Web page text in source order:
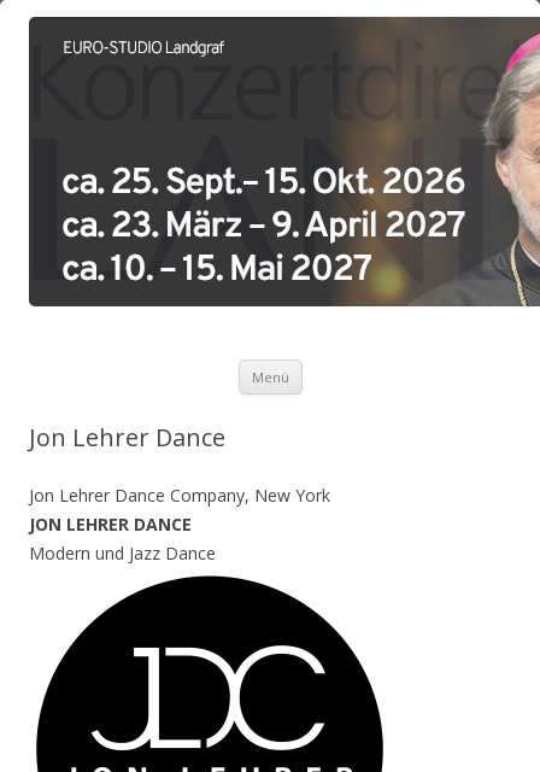
Menü
Jon Lehrer Dance
Jon Lehrer Dance Company, New York
JON LEHRER DANCE
Modern und Jazz Dance